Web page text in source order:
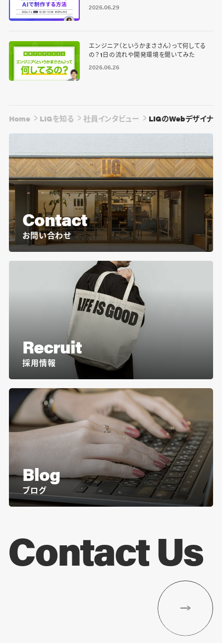
2026.06.29
エンジニア（というかまささん）って何してる
の？1日の流れや開発環境を聞いてみた
2026.06.26
Home LIGを知る 社員インタビュー LIGのWebデザイナー
Contact
お問い合わせ
Recruit
採用情報
Blog
ブログ
Contact Us